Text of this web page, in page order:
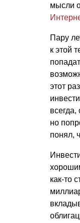
мысли
Пару
к этой
этот
но
понял,
как-то